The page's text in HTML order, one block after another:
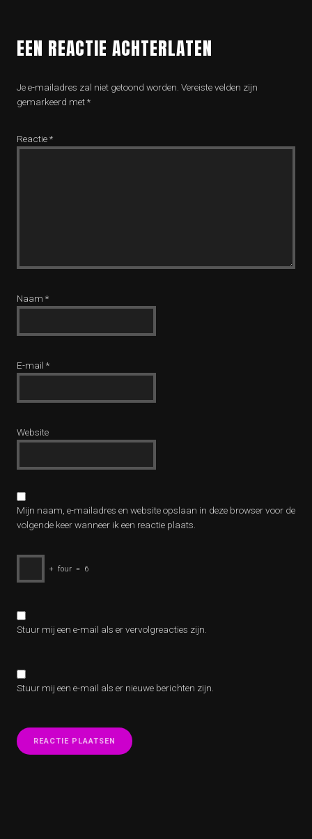
EEN REACTIE ACHTERLATEN
Je e-mailadres zal niet getoond worden. Vereiste velden zijn
gemarkeerd met*
Reactie*
Naam *
E-mail *
Website
Mijn naam, e-mailadres en website opslaan in deze browser voor de
volgende keer wanneer ik een reactie plaats.
+ four = 6
Stuur mij een e-mail als er vervolgreacties zijn.
Stuur mij een e-mail als er nieuwe berichten zijn.